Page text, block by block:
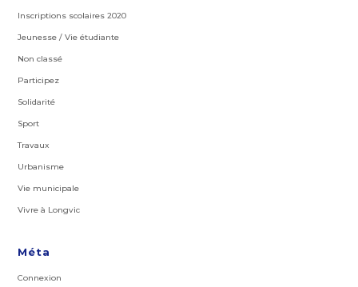
Inscriptions scolaires 2020
Jeunesse / Vie étudiante
Non classé
Participez
Solidarité
Sport
Travaux
Urbanisme
Vie municipale
Vivre à Longvic
Méta
Connexion